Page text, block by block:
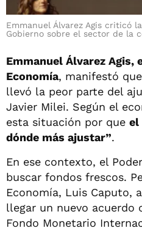
Emmanuel Álvarez Agis criticó
Gobierno sobre el sector de la
Emmanuel Álvarez Agis,
Economía, manifestó
llevó la peor parte del
Javier Milei. Según el
esta situación por que el
dónde más ajustar”.
En ese contexto, el
buscar fondos frescos.
Economía, Luis Caputo,
llegar un nuevo acuerdo
Fondo Monetario